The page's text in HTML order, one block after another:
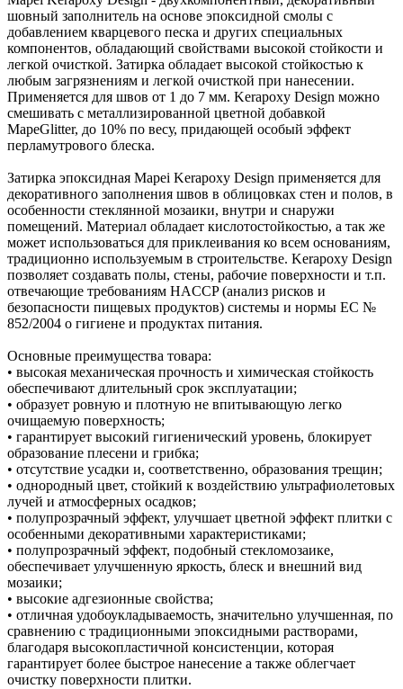
шовный заполнитель на основе эпоксидной смолы с
добавлением кварцевого песка и других специальных
компонентов, обладающий свойствами высокой стойкости и
легкой очисткой. Затирка обладает высокой стойкостью к
любым загрязнениям и легкой очисткой при нанесении.
Применяется для швов от 1 до 7 мм. Kerapoxy Design можно
смешивать с металлизированной цветной добавкой
MapeGlitter, до 10% по весу, придающей особый эффект
перламутрового блеска.
Затирка эпоксидная Mapei Kerapoxy Design применяется для
декоративного заполнения швов в облицовках стен и полов, в
особенности стеклянной мозаики, внутри и снаружи
помещений. Материал обладает кислотостойкостью, а так же
может использоваться для приклеивания ко всем основаниям,
традиционно используемым в строительстве. Kerapoxy Design
позволяет создавать полы, стены, рабочие поверхности и т.п.
отвечающие требованиям HACCP (анализ рисков и
безопасности пищевых продуктов) системы и нормы EC №
852/2004 о гигиене и продуктах питания.
Основные преимущества товара:
• высокая механическая прочность и химическая стойкость
обеспечивают длительный срок эксплуатации;
• образует ровную и плотную не впитывающую легко
очищаемую поверхность;
• гарантирует высокий гигиенический уровень, блокирует
образование плесени и грибка;
• отсутствие усадки и, соответственно, образования трещин;
• однородный цвет, стойкий к воздействию ультрафиолетовых
лучей и атмосферных осадков;
• полупрозрачный эффект, улучшает цветной эффект плитки с
особенными декоративными характеристиками;
• полупрозрачный эффект, подобный стекломозаике,
обеспечивает улучшенную яркость, блеск и внешний вид
мозаики;
• высокие адгезионные свойства;
• отличная удобоукладываемость, значительно улучшенная, по
сравнению с традиционными эпоксидными растворами,
благодаря высокопластичной консистенции, которая
гарантирует более быстрое нанесение а также облегчает
очистку поверхности плитки.